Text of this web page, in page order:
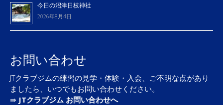
今日の沼津日枝神社
2026年8月4日
お問い合わせ
JTクラブジムの練習の見学・体験・入会、ご不明な点があり
ましたら、いつでもお問い合わせください。
⇛ JTクラブジム お問い合わせへ